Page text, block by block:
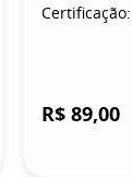
Certificação:
R$ 89,00